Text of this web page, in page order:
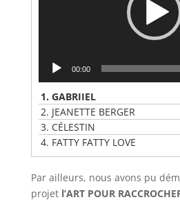
00:00
1. GABRIIEL
2. JEANETTE BERGER
3. CÉLESTIN
4. FATTY FATTY LOVE
Par ailleurs, nous avons pu
projet l’ART POUR